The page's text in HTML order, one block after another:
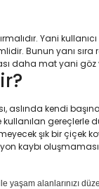
Yani
Bunun yanı sıra
daha mat yani
kendi
şık bir çiçek
kaybı
yaşam alanlarınızı